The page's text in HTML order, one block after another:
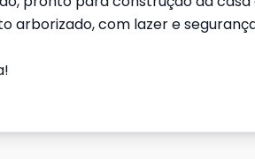
arborizado, com lazer e